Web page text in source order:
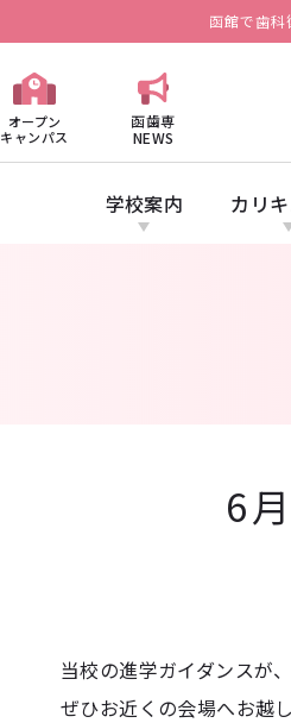
函館で歯
オープン
キャンパス
函歯専
NEWS
学校案内 カリ
6
当校の進学ガイダンスが
ぜひお近くの会場へお越